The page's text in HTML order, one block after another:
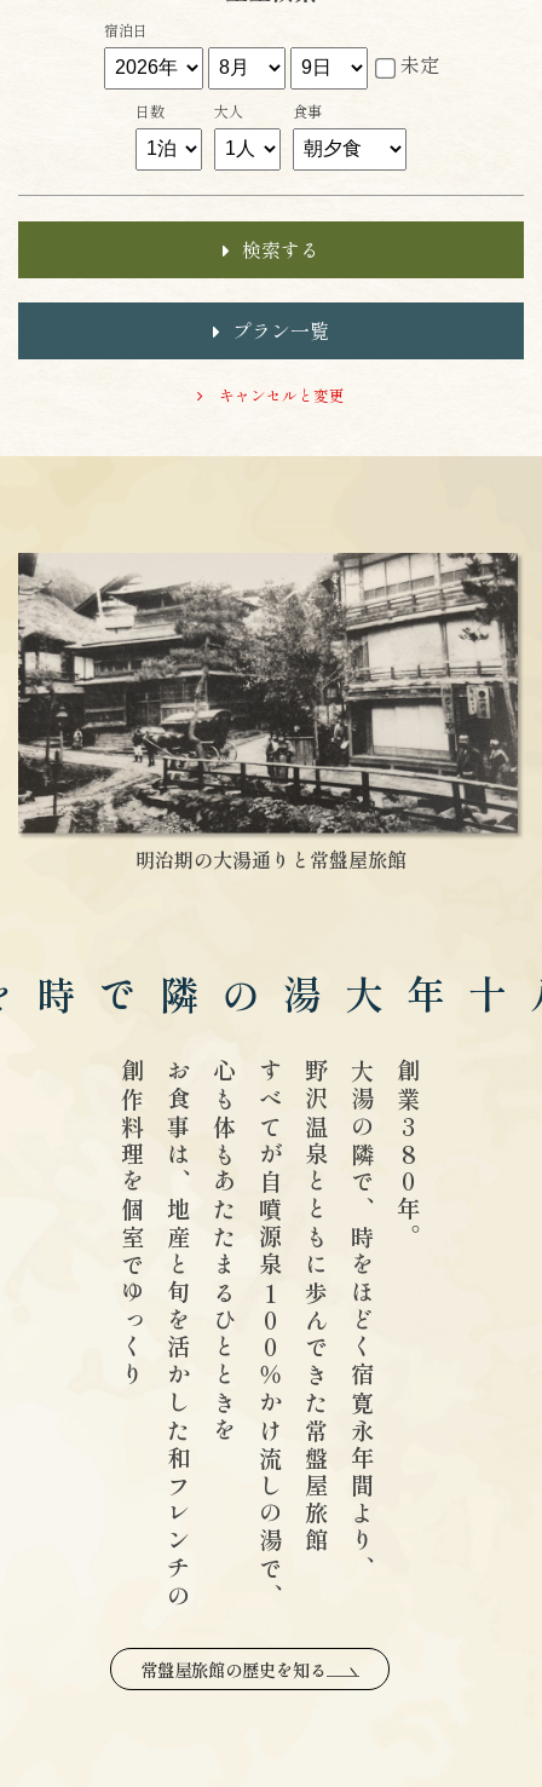
宿泊日
未定
日数 大人 食事
検索する
プラン一覧
キャンセルと変更
創業三百八十年
大湯の隣で
創業380年。
大湯の隣で、時をほどく宿寛永年間より、
野沢温泉とともに歩んできた常盤屋旅館
すべてが自噴源泉100％かけ流しの湯で、
心も体もあたたまるひとときを
お食事は、地産と旬を活かした和フレンチの
創作料理を個室でゆっくり
常盤屋旅館の歴史を知る
明治期の大湯通りと常盤屋旅館